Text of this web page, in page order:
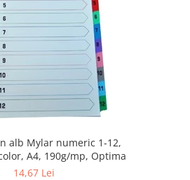
alb Mylar numeric 1-12,
A4, 190g/mp, Optima
14,67 Lei